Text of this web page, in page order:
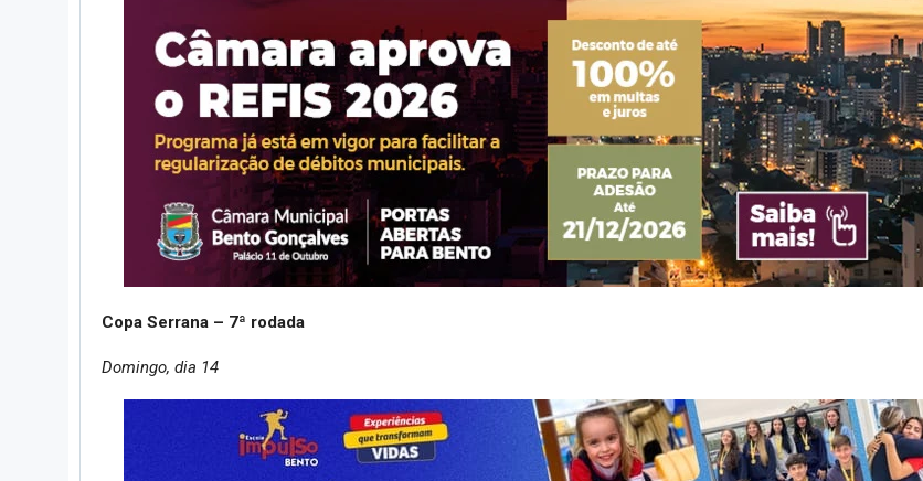
Copa Serrana – 7ª rodada
Domingo, dia 14